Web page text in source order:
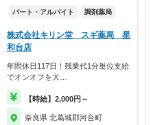
パート・アルバイト 調剤薬局
株式会社キリン堂 スギ薬局 星
和台店
年間休日117日！残業代1分単位支給
でオンオフを大…
【時給】2,000円～
奈良県 北葛城郡河合町